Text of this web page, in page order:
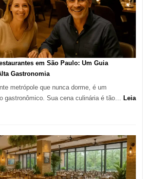
em
pizza
artesanal
forno
à
Vila
da
em São Paulo: Um Guia
Gastronomia
metrópole que nunca dorme, é um
gastronômico. Sua cena culinária é tão… Leia